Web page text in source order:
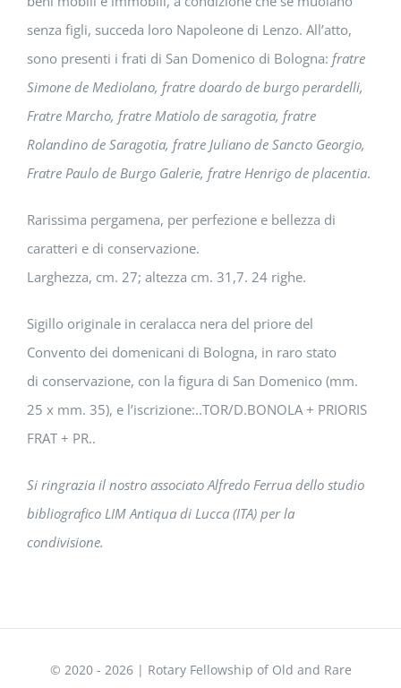
senza figli, succeda loro Napoleone di Lenzo. All’atto,
sono presenti i frati di San Domenico di Bologna: fratre
Simone de Mediolano, fratre doardo de burgo perardelli,
Fratre Marcho, fratre Matiolo de saragotia, fratre
Rolandino de Saragotia, fratre Juliano de Sancto Georgio,
Fratre Paulo de Burgo Galerie, fratre Henrigo de placentia.
Rarissima pergamena, per perfezione e bellezza di
caratteri e di conservazione.
Larghezza, cm. 27; altezza cm. 31,7. 24 righe.
Sigillo originale in ceralacca nera del priore del
Convento dei domenicani di Bologna, in raro stato
di conservazione, con la figura di San Domenico (mm.
25 x mm. 35), e l’iscrizione:..TOR/D.BONOLA + PRIORIS
FRAT + PR..
Si ringrazia il nostro associato Alfredo Ferrua dello studio
bibliografico LIM Antiqua di Lucca (ITA) per la
condivisione.
© 2020 - 2026 | Rotary Fellowship of Old and Rare